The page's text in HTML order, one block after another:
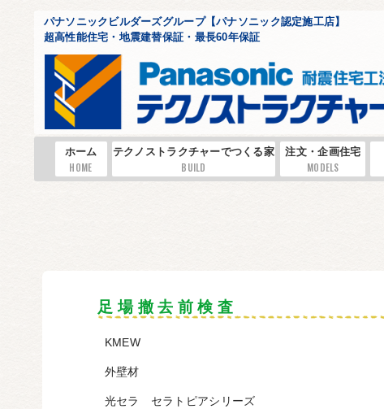
パナソニックビルダーズグループ【パナソニック認定施工店】
超高性能住宅・地震建替保証・最長60年保証
ホーム
HOME
テクノストラクチャーでつくる家
BUILD
注文・企画住宅
MODELS
足 場 撤 去 前 検 査
KMEW
外壁材
光セラ セラトピアシリーズ